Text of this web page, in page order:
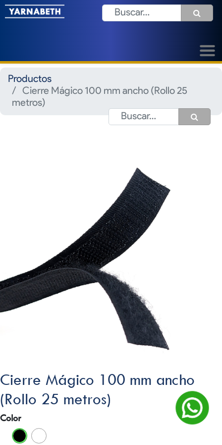
Productos
Cierre Mágico 100 mm ancho (Rollo 25
metros)
Cierre Mágico 100 mm ancho
(Rollo 25 metros)
Color